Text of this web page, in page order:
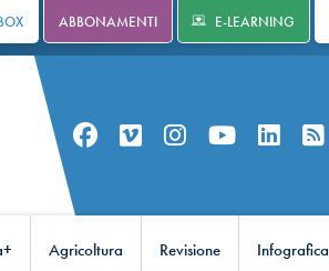
ABBONAMENTI E-LEARNING
Agricoltura Revisione Infografica